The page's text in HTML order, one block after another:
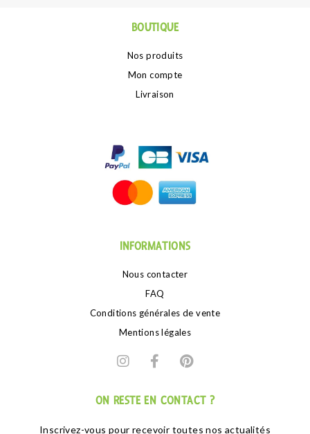
BOUTIQUE
Nos produits
Mon compte
Livraison
INFORMATIONS
Nous contacter
FAQ
Conditions générales de vente
Mentions légales
ON RESTE EN CONTACT ?
Inscrivez-vous pour recevoir toutes nos actualités